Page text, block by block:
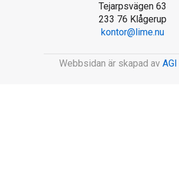
Tejarpsvägen 63
233 76 Klågerup
kontor@lime.nu
Webbsidan är skapad av